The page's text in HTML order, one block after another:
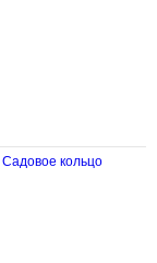
Садовое кольцо